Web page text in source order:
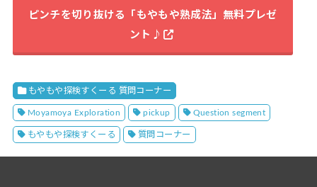
ピンチを切り抜ける「もやもや熟成法」無料プレゼ
ント♪
もやもや探検すくーる 質問コーナー
Moyamoya Exploration pickup Question segment
もやもや探検すくーる 質問コーナー